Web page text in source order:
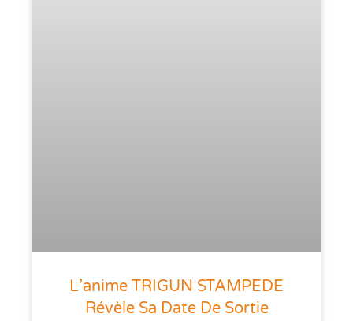
L’anime TRIGUN STAMPEDE
Révèle Sa Date De Sortie